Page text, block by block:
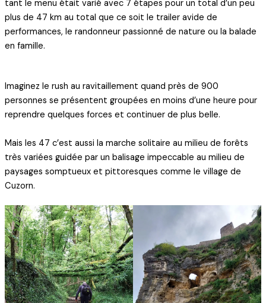
tant le menu était varié avec 7 étapes pour un total d’un peu
plus de 47 km au total que ce soit le trailer avide de
performances, le randonneur passionné de nature ou la balade
en famille.
Imaginez le rush au ravitaillement quand près de 900
personnes se présentent groupées en moins d’une heure pour
reprendre quelques forces et continuer de plus belle.
Mais les 47 c’est aussi la marche solitaire au milieu de forêts
très variées guidée par un balisage impeccable au milieu de
paysages somptueux et pittoresques comme le village de
Cuzorn.